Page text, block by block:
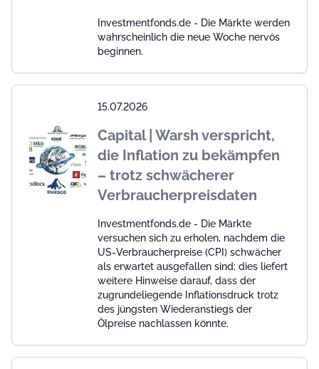
Investmentfonds.de - Die Märkte werden
wahrscheinlich die neue Woche nervös
beginnen.
15.07.2026
Capital | Warsh verspricht,
die Inflation zu bekämpfen
– trotz schwächerer
Verbraucherpreisdaten
Investmentfonds.de - Die Märkte
versuchen sich zu erholen, nachdem die
US-Verbraucherpreise (CPI) schwächer
als erwartet ausgefallen sind; dies liefert
weitere Hinweise darauf, dass der
zugrundeliegende Inflationsdruck trotz
des jüngsten Wiederanstiegs der
Ölpreise nachlassen könnte.